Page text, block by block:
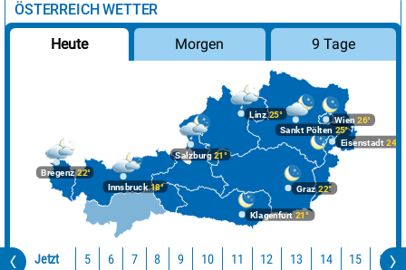
ÖSTERREICH WETTER
Heute Morgen 9 Tage
Bregenz22°
Graz22°
Innsbruck18°
Klagenfurt 21°
Linz25°
Salzburg21°
Wien 26°
Eisenstadt 24°
Sankt Pölten 25°
Jetzt 5 6 7 8 9 10 11 12 13 14 15 16